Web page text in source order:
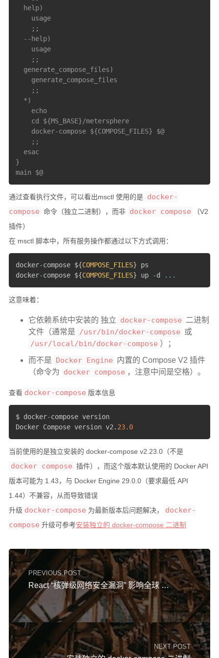
  help)
    usage
    ;;
  --help)
    usage
    ;;
  generate_compose_files)
    generate_compose_files
    ;;
  *)
    echo
    cd ${MS_BASE}/metersphere
    docker-compose ${COMPOSE_FILES} $@
    ;;
  esac
}
main $@
通过查看执行文件，可以看出msctl 使用的是 docker-
compose 命令（独立二进制），而非 docker compose
（V2
插件）
在 msctl 脚本中，所有服务操作都通过以下方式调用：
docker-compose ${COMPOSE_FILES} ps
docker-compose ${COMPOSE_FILES} up -d ...
这意味着：
它依赖系统中安装的 独立 docker-compose 二进制
文件（通常是 /usr/bin/docker-compose 或
/usr/local/bin/docker-compose ）；
而不是 Docker Engine 内置的 Compose V2 插件
（命令为 docker compose ，注意中间是空格）。
查看 docker-compose 版本信息
$ docker-compose version
Docker Compose version v2 . 23.0
当前使用的是独立安装的 docker-compose v2.23.0（不是
docker compose 插件），而这个版本默认使用的 Docker API
版本可能为 1.43，与 Docker Engine 29.0.0（要求最低 API
1.44）不兼容，从而导致错误
升级 docker-compose 为最新版本后问题解决，
docker-
compose 升级可参考安装独立的 docker-compose 二进制
PREVIOUS POST
React “核弹级网络安全漏洞” 影响全球 CVE-2025-55182
NEXT POST